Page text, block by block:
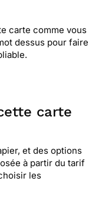
carte comme vous
dessus pour faire
carte
et des options
à partir du tarif
les